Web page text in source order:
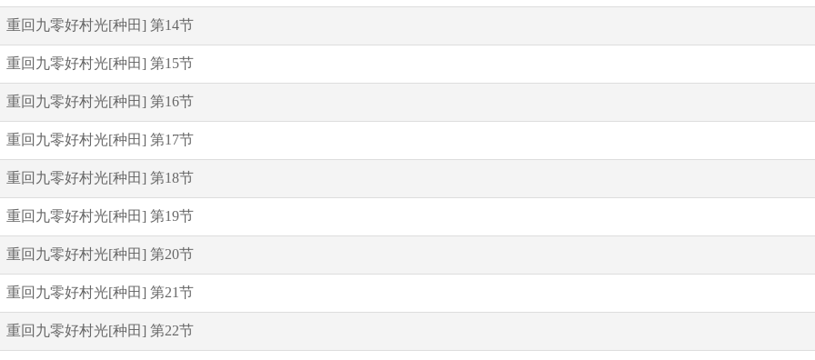
重回九零好村光[种田] 第14节
重回九零好村光[种田] 第15节
重回九零好村光[种田] 第16节
重回九零好村光[种田] 第17节
重回九零好村光[种田] 第18节
重回九零好村光[种田] 第19节
重回九零好村光[种田] 第20节
重回九零好村光[种田] 第21节
重回九零好村光[种田] 第22节